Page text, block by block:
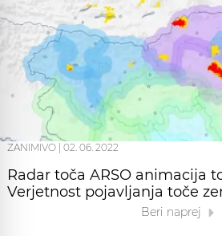
ZANIMIVO 02. 06. 2022
Radar toča ARSO animacija
Verjetnost pojavljanja toče
Beri naprej